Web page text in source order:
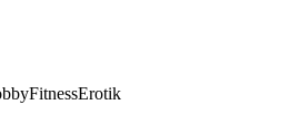
FitnessErotik